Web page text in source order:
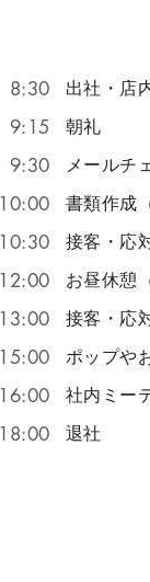
8:30
出社・店
9:15
朝礼
9:30
メールチ
10:00
書類作成
10:30
接客・応
12:00
お昼休憩
13:00
接客・応
15:00
ポップや
16:00
社内ミー
18:00
退社